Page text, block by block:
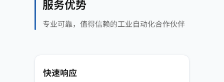
服务优势
专业可靠，值得信赖的工业自动化合作伙伴
快速响应